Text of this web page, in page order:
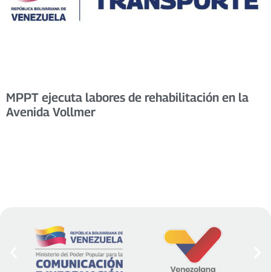
MPPT ejecuta labores de rehabilitación en la
Avenida Vollmer